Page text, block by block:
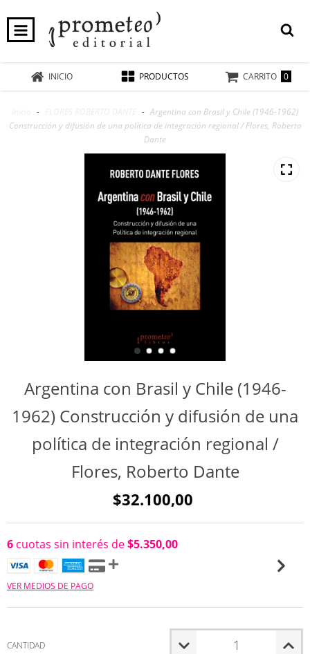
INICIO PRODUCTOS CARRITO 0
- - Argentina con Brasil y Chile (1946-1962)
Construcción y difusión de una política de integración regional / Flores, Roberto
Dante
Argentina con Brasil y Chile (1946-
1962) Construcción y difusión de una
política de integración regional /
Flores, Roberto Dante
$32.100,00
6 cuotas sin interés de$5.350,00
VER MEDIOS DE PAGO
CANTIDAD